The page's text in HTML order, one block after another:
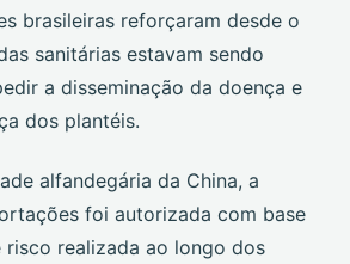
brasileiras reforçaram desde o
sanitárias estavam sendo
a disseminação da doença e
dos plantéis.
alfandegária da China, a
foi autorizada com base
risco realizada ao longo dos